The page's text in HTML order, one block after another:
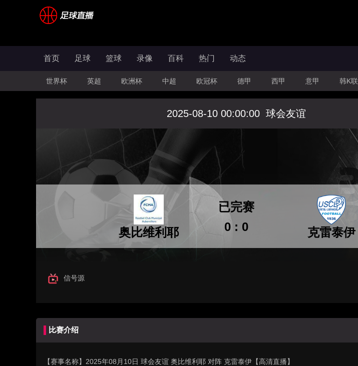
首页 足球 篮球 录像 百科 热门 动态
世界杯 英超 欧洲杯 中超 欧冠杯 德甲 西甲 意甲 韩K联
2025-08-10 00:00:00 球会友谊
奥比维利耶 0 : 0
已完赛
克雷泰伊
信号源
比赛介绍
【赛事名称】 2025年08月10日 球会友谊 奥比维利耶 对阵 克雷泰伊【高清直播】